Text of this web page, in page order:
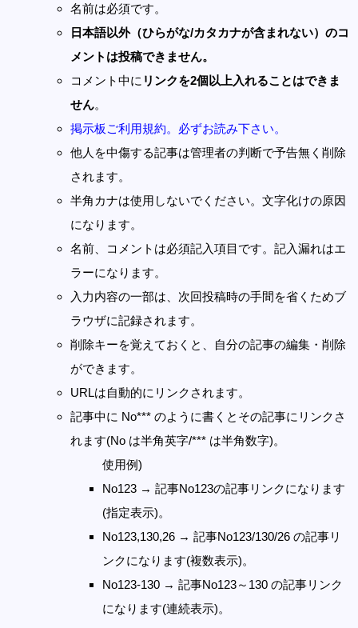
名前は必須です。
日本語以外（ひらがな/カタカナが含まれない）のコ
メントは投稿できません。
コメント中に リンクを2個以上入れることはできま
せん。
掲示板ご利用規約。必ずお読み下さい。
他人を中傷する記事は管理者の判断で予告無く削除
されます。
半角カナは使用しないでください。文字化けの原因
になります。
名前、コメントは必須記入項目です。記入漏れはエ
ラーになります。
入力内容の一部は、次回投稿時の手間を省くためブ
ラウザに記録されます。
削除キーを覚えておくと、自分の記事の編集・削除
ができます。
URLは自動的にリンクされます。
記事中に No*** のように書くとその記事にリンクさ
れます(No は半角英字/*** は半角数字)。
使用例)
No123 → 記事No123の記事リンクになります
(指定表示)。
No123,130,26 → 記事No123/130/26 の記事リ
ンクになります(複数表示)。
No123-130 → 記事No123～130 の記事リンク
になります(連続表示)。